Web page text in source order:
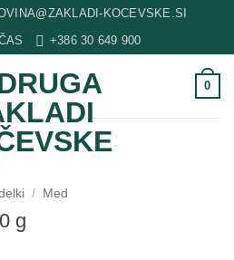
KOCEVSKE.SI
+386 30 649 900
0
/ Med
g